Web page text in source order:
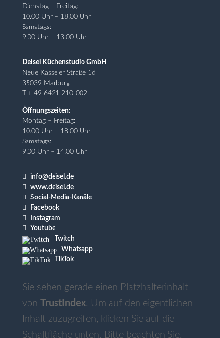
Dienstag – Freitag:
10.00 Uhr – 18.00 Uhr
Samstags:
9.00 Uhr – 13.00 Uhr
Deisel Küchenstudio GmbH
Neue Kasseler Straße 1d
35039 Marburg
T + 49 6421 210-002
Öffnungszeiten:
Montag – Freitag:
10.00 Uhr – 18.00 Uhr
Samstags:
9.00 Uhr – 14.00 Uhr
 info@deisel.de
 www.deisel.de
 Social-Media-Kanäle
 Facebook
 Instagram

Youtube
Twitch
Whatsapp
TikTok
Sie sehen gerade einen Platzhalterinhalt
von TrustIndex. Um auf den eigentlichen
Inhalt zuzugreifen, klicken Sie auf die
Schaltfläche unten. Bitte beachten Sie,